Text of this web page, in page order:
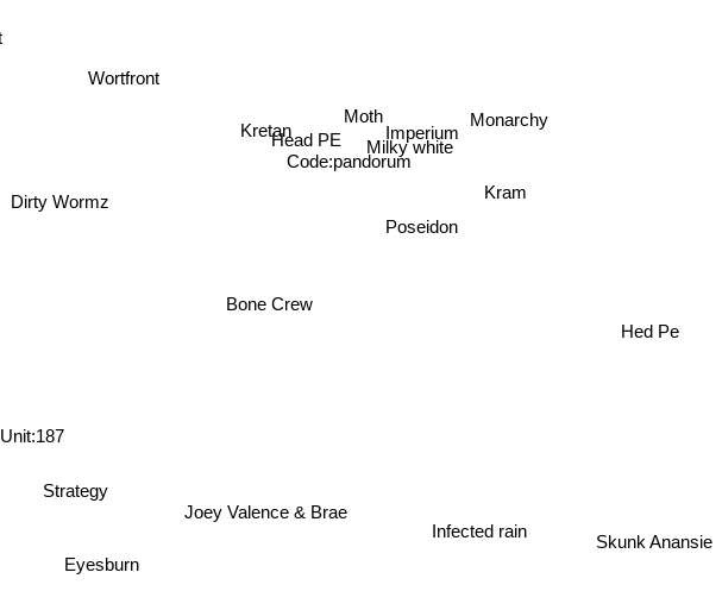
Dirty Wormz
Kretan
Wortfront
Unit:187
Bone Crew
Head PE
Moth
Code:pandorum
Eyesburn
Poseidon
Imperium
Strategy
Joey Valence & Brae
Milky white
Monarchy
Kram
Hed Pe
Infected rain
Skunk Anansie